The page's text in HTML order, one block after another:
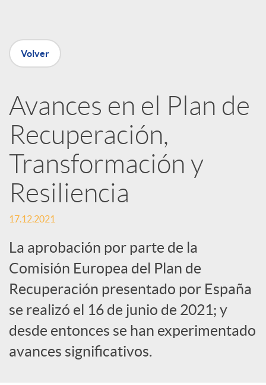
n
R
e
d
e
s
S
o
Volver
Avances en el Plan de
Recuperación,
Transformación y
Resiliencia
17.12.2021
La aprobación por parte de la
Comisión Europea del Plan de
Recuperación presentado por España
se realizó el 16 de junio de 2021; y
desde entonces se han experimentado
avances significativos.